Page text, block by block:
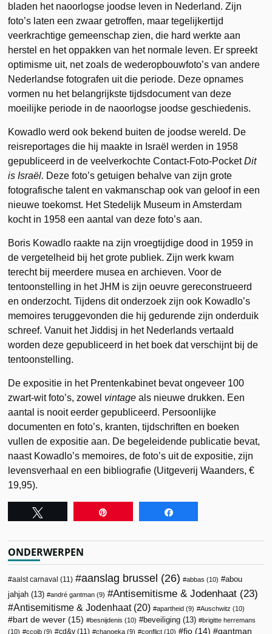
bladen het naoorlogse joodse leven in Nederland. Zijn
foto’s laten een zwaar getroffen, maar tegelijkertijd
veerkrachtige gemeenschap zien, die hard werkte aan
herstel en het oppakken van het normale leven. Er spreekt
optimisme uit, net zoals de wederopbouwfoto’s van andere
Nederlandse fotografen uit die periode. Deze opnames
vormen nu het belangrijkste tijdsdocument van deze
moeilijke periode in de naoorlogse joodse geschiedenis.
Kowadlo werd ook bekend buiten de joodse wereld. De
reisreportages die hij maakte in Israël werden in 1958
gepubliceerd in de veelverkochte Contact-Foto-PocketDit
is Israël. Deze foto’s getuigen behalve van zijn grote
fotografische talent en vakmanschap ook van geloof in een
nieuwe toekomst. Het Stedelijk Museum in Amsterdam
kocht in 1958 een aantal van deze foto’s aan.
Boris Kowadlo raakte na zijn vroegtijdige dood in 1959 in
de vergetelheid bij het grote publiek. Zijn werk kwam
terecht bij meerdere musea en archieven. Voor de
tentoonstelling in het JHM is zijn oeuvre gereconstrueerd
en onderzocht. Tijdens dit onderzoek zijn ook Kowadlo’s
memoires teruggevonden die hij gedurende zijn onderduik
schreef. Vanuit het Jiddisj in het Nederlands vertaald
worden deze gepubliceerd in het boek dat verschijnt bij de
tentoonstelling.
De expositie in het Prentenkabinet bevat ongeveer 100
zwart-wit foto’s, zowel vintage als nieuwe drukken. Een
aantal is nooit eerder gepubliceerd. Persoonlijke
documenten en foto’s, kranten, tijdschriften en boeken
vullen de expositie aan. De begeleidende publicatie bevat,
naast Kowadlo’s memoires, de foto’s uit de expositie, zijn
levensverhaal en een bibliografie (Uitgeverij Waanders, €
19,95).
ONDERWERPEN
aalst carnaval (11) aanslag brussel (26) abbas (10)
abou
jahjah (13) andré gantman (9) Antisemitisme & Jodenhaat (23)
Antisemitisme & Jodenhaat(20) apartheid (9) Auschwitz (10)
bart de wever (15) besnijdenis (10) beveiliging (13)
brigitte herremans
(10)
ccojb (9) cd&v (11) chanoeka (9) conflict (10) fjo (14) gantman